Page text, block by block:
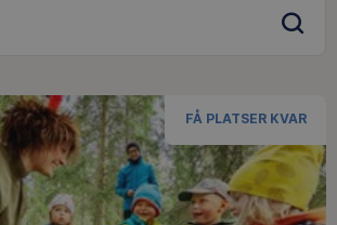
FÅ PLATSER KVAR